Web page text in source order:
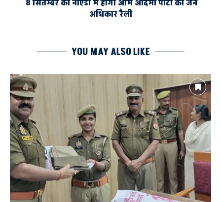
8 सितम्बर को नोएडा में होगी आम आदमी पार्टी की जन
अधिकार रैली
YOU MAY ALSO LIKE